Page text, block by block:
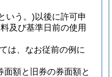
いう。)以後に許可申
及び基準日前の使用
は、なお従前の例に
額と旧券の券面額と